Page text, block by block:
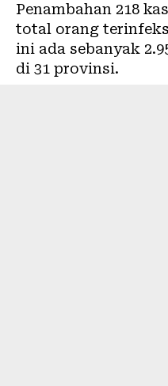
Penambahan 218
total orang
ini ada sebanyak
di 31 provinsi.